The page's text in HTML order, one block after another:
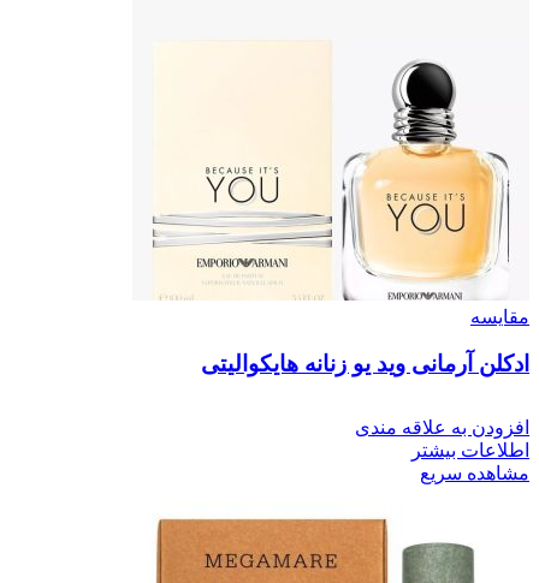
مقایسه
ادکلن آرمانی وید یو زنانه هایکوالیتی
افزودن به علاقه مندی
اطلاعات بیشتر
مشاهده سریع